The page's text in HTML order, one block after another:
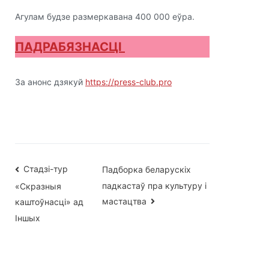
Агулам будзе размеркавана 400 000 еўра.
ПАДРАБЯЗНАСЦІ
За анонс дзякуй https://press-club.pro
Навігацыя
па
запісах
Стадзі-тур
«Скразныя
каштоўнасці» ад
Іншых
Падборка беларускіх
падкастаў пра культуру і
мастацтва